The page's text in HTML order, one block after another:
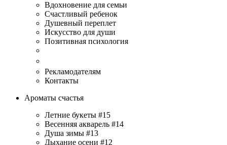
Вдохновение для семьи
Счастливый ребенок
Душевный переплет
Искусство для души
Позитивная психология
Рекламодателям
Контакты
Ароматы счастья
Летние букеты #15
Весенняя акварель #14
Душа зимы #13
Дыхание осени #12